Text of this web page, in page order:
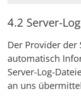
4.2 Server-
Der Provider
automatisch
Server-Log-
an uns